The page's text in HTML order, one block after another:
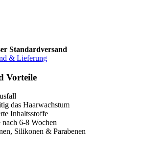
Standardversand
& Lieferung
Vorteile
das Haarwachstum
Inhaltsstoffe
nach 6-8 Wochen
Silikonen & Parabenen